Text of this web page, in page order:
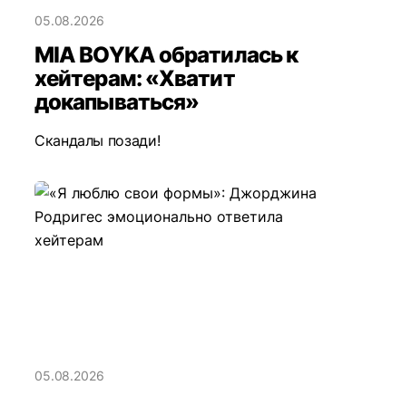
05.08.2026
MIA BOYKA обратилась к
хейтерам: «Хватит
докапываться»
Скандалы позади!
05.08.2026